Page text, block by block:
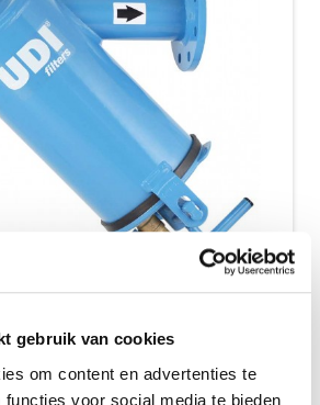
gebruik van cookies
om content en advertenties te
functies voor social media te bieden
1900
häufig zum Schutz von